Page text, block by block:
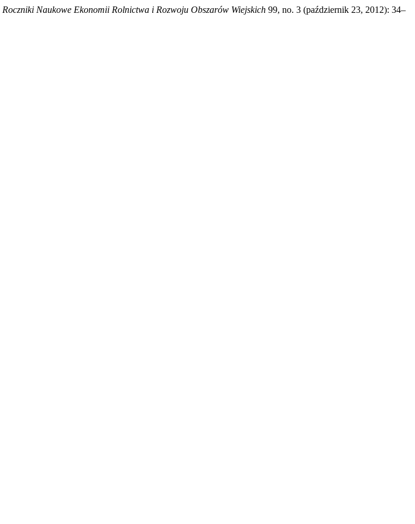
Roczniki Naukowe Ekonomii Rolnictwa i Rozwoju Obszarów Wiejskich 99, no. 3 (październik 23, 2012): 34–